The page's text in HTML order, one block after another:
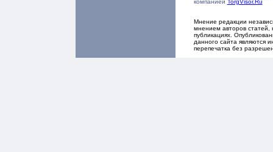
компанией TorgVisor.Ru
Мнение редакции
мнением авторов статей,
публикациях.
данного сайта являются
перепечатка без